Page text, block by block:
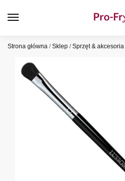
Strona główna /Sklep /Sprzęt & akcesoria